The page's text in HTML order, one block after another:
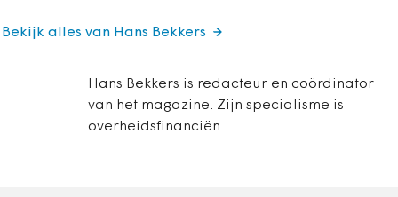
Hans Bekkers is redacteur en coördinator
van het magazine. Zijn specialisme is
overheidsfinanciën.
Bekijk alles van Hans Bekkers